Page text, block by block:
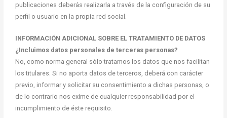
publicaciones deberás realizarla a través de la configuración de su
perfil o usuario en la propia red social.
INFORMACIÓN ADICIONAL SOBRE EL TRATAMIENTO DE DATOS
¿Incluimos datos personales de terceras personas?
No, como norma general sólo tratamos los datos que nos facilitan
los titulares. Si no aporta datos de terceros, deberá con carácter
previo, informar y solicitar su consentimiento a dichas personas, o
de lo contrario nos exime de cualquier responsabilidad por el
incumplimiento de éste requisito.